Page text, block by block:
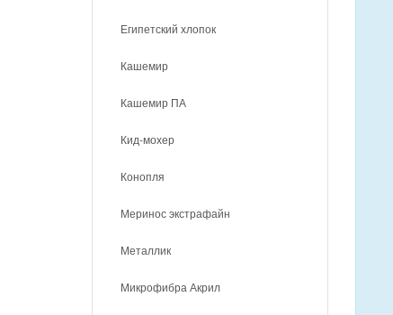
Египетский хлопок
Кашемир
Кашемир ПА
Кид-мохер
Конопля
Меринос экстрафайн
Металлик
Микрофибра Акрил